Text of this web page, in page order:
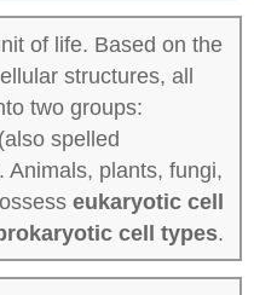
of life. Based on the
structures, all
two groups:
spelled
Animals, plants, fungi,
eukaryotic cell
cell types.